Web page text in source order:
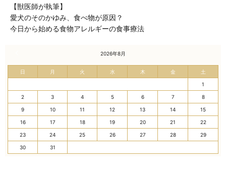
【獣医師が執筆】
愛犬のそのかゆみ、食べ物が原因？
今日から始める食物アレルギーの食事療法
2026年8月
日 月 火 水 木 金 土
1
2 3 4 5 6 7 8
9 10 11 12 13 14 15
16 17 18 19 20 21 22
23 24 25 26 27 28 29
30 31